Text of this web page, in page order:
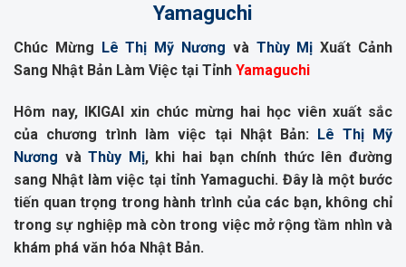
Yamaguchi
Chúc Mừng Lê Thị Mỹ Nương và Thùy Mị Xuất Cảnh
Sang Nhật Bản Làm Việc tại Tỉnh Yamaguchi
Hôm nay, IKIGAI xin chúc mừng hai học viên xuất sắc
của chương trình làm việc tại Nhật Bản: Lê Thị Mỹ
Nương vàThùy Mị, khi hai bạn chính thức lên đường
sang Nhật làm việc tại tỉnh Yamaguchi. Đây là một bước
tiến quan trọng trong hành trình của các bạn, không chỉ
trong sự nghiệp mà còn trong việc mở rộng tầm nhìn và
khám phá văn hóa Nhật Bản.